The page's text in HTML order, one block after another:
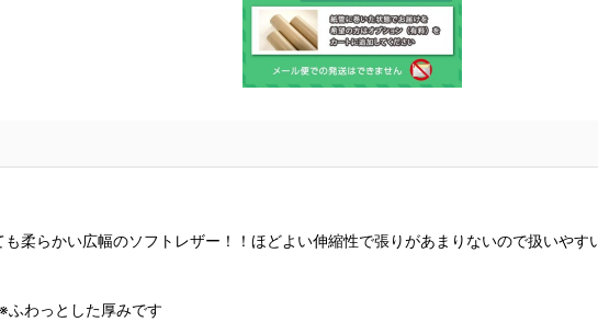
柔らかい広幅のソフトレザー！！ほどよい伸縮性で張りがあまりないので扱いや
わっとした厚みです